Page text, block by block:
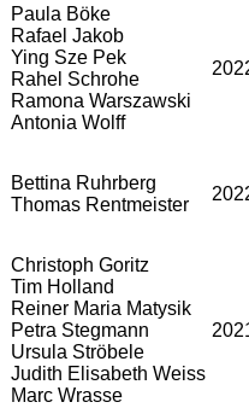
Paula Böke
Rafael Jakob
Ying Sze Pek
Rahel Schrohe
Ramona Warszawski
Antonia Wolff
Bettina Ruhrberg
Thomas Rentmeister
Christoph Goritz
Tim Holland
Reiner Maria Matysik
Petra Stegmann
Ursula Ströbele
Judith Elisabeth Weiss
Marc Wrasse